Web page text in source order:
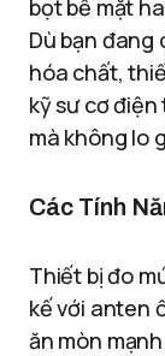
bọt bề mặt
Dù bạn đang
hóa chất,
kỹ sư cơ
mà không lo
Các Tính
Thiết bị đo
kế với anten
ăn mòn